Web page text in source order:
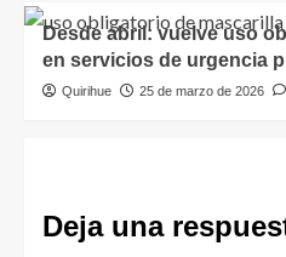
Desde abril: vuelve uso
en servicios de urgencia
Quirihue 25 de marzo de 2026
Deja una